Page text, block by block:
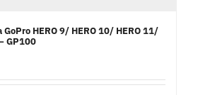
HERO 9/ HERO 10/ HERO 11/
GP100